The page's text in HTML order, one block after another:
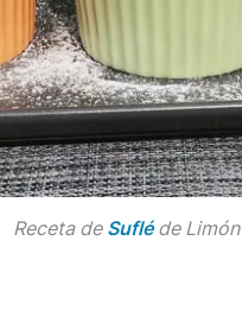
Receta de Sufléde Limón